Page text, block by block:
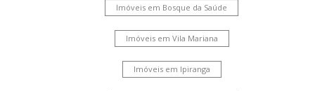
Imóveis em Bosque da Saúde
Imóveis em Vila Mariana
Imóveis em Ipiranga